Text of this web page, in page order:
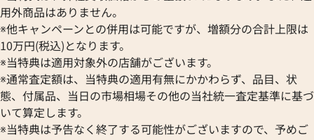
用外商品はありません。
※他キャンペーンとの併用は可能ですが、増額分の合計上限は
10万円(税込)となります。
※当特典は適用対象外の店舗がございます。
※通常査定額は、当特典の適用有無にかかわらず、品目、状
態、付属品、当日の市場相場その他の当社統一査定基準に基づ
いて算定します。
※当特典は予告なく終了する可能性がございますので、予めご